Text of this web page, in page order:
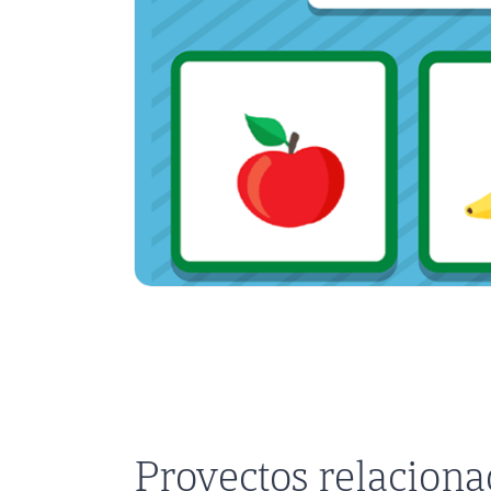
Proyectos